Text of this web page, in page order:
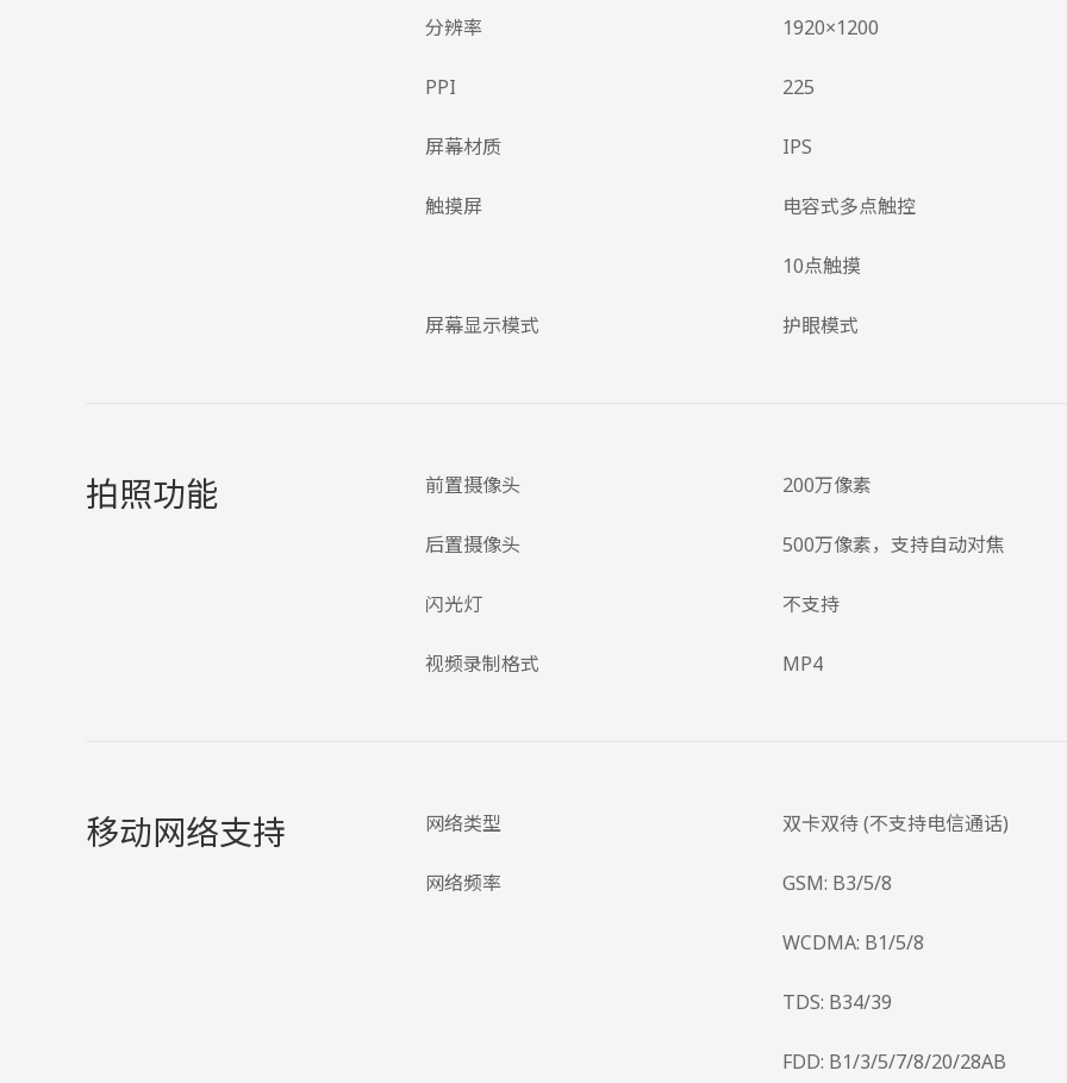
分辨率
PPI
屏幕材质
触摸屏
屏幕显示模式
1920×1200
225
IPS
电容式多点触控
10点触摸
护眼模式
拍照功能 前置摄像头
后置摄像头
闪光灯
视频录制格式
200万像素
500万像素，支持自动对焦
不支持
MP4
移动网络支持 网络类型
网络频率
双卡双待 (不支持电信通话)
GSM: B3/5/8
WCDMA: B1/5/8
TDS: B34/39
FDD: B1/3/5/7/8/20/28AB